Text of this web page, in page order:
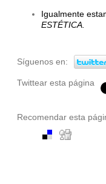
Igualmente
ESTÉTICA.
Síguenos en:
Twittear esta página
Recomendar esta